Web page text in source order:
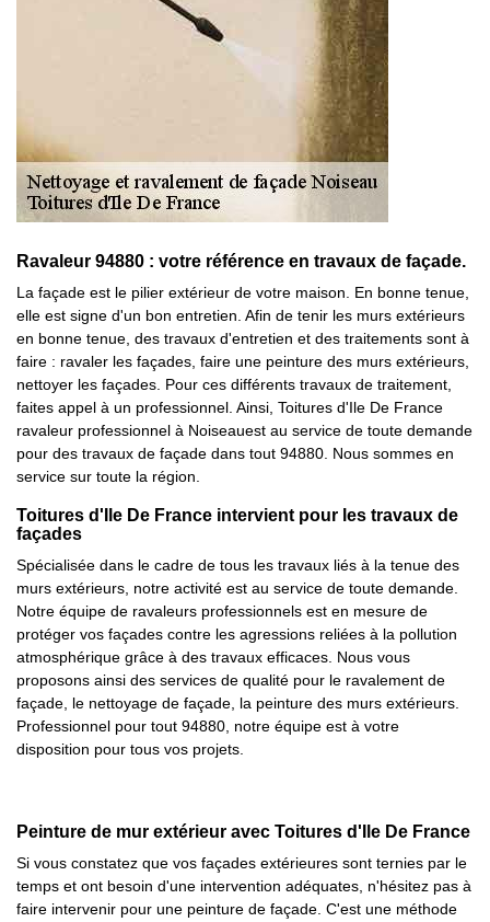
Ravaleur 94880 : votre référence en travaux de façade.
La façade est le pilier extérieur de votre maison. En bonne tenue,
elle est signe d'un bon entretien. Afin de tenir les murs extérieurs
en bonne tenue, des travaux d'entretien et des traitements sont à
faire : ravaler les façades, faire une peinture des murs extérieurs,
nettoyer les façades. Pour ces différents travaux de traitement,
faites appel à un professionnel. Ainsi, Toitures d'Ile De France
ravaleur professionnel à Noiseauest au service de toute demande
pour des travaux de façade dans tout 94880. Nous sommes en
service sur toute la région.
Toitures d'Ile De France intervient pour les travaux de
façades
Spécialisée dans le cadre de tous les travaux liés à la tenue des
murs extérieurs, notre activité est au service de toute demande.
Notre équipe de ravaleurs professionnels est en mesure de
protéger vos façades contre les agressions reliées à la pollution
atmosphérique grâce à des travaux efficaces. Nous vous
proposons ainsi des services de qualité pour le ravalement de
façade, le nettoyage de façade, la peinture des murs extérieurs.
Professionnel pour tout 94880, notre équipe est à votre
disposition pour tous vos projets.
Peinture de mur extérieur avec Toitures d'Ile De France
Si vous constatez que vos façades extérieures sont ternies par le
temps et ont besoin d'une intervention adéquates, n'hésitez pas à
faire intervenir pour une peinture de façade. C'est une méthode